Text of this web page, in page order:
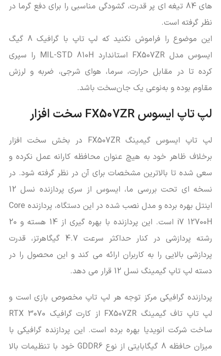
های 84 تیغه ای پر قدرت، گشودگی مناسبی را برای دفع گرما در
نظر گرفته است.
این موضوع را فراموش نکنید که لپ تاپ با گرافیک 8 گیگ
ایسوس مدل FX507ZR استاندارد MIL-STD 810H را سپری
کرده تا در مقابل حرارت، سرما، هوای شرجی، ضربه و لرزش
مقاوم بوده و به‌نوعی یک جان‌سخت باشد.
لپ تاپ ایسوس FX507ZR سخت افزار
لپ تاپ ایسوس گیمینگ FX507ZR در بخش سخت افزار
برخلاف ظاهر خود به هیچ عنوان محافظه کارانه عمل نکرده و
سعی شده تا بالاترین مشخصات برای آن در نظر گرفته شود. در
نسخه ای تحت بررسی ما، ایسوس از سری پردازنده نسل 12
اینتل بهره برده و مدل نصب شده در این دستگاه، پردازنده Core
i7 12700H است. این پردازنده با بهره گیری از 14 هسته و 20
رشته پردازشی در کنار حداکثر سرعت 4.7 گیگاهرتز، قدرت
پردازشی بالایی را به کاربران ارائه می کند و این محصول را در
دسته لپ تاپ گیمینگ نسل 12 قرار می دهد.
پردازنده گرافیکی مرکز توجه هر لپ تاپ مخصوص بازی است و
لپ تاپ تاف گیمینگ FX507ZR از کارت گرافیک RTX 3070
ساخت شرکت انویدیا بهره برده است. این پردازنده گرافیکی با
میزان حافظه 8 گیگابایتی از نوع GDDR6 خود با تنظیمات بالا